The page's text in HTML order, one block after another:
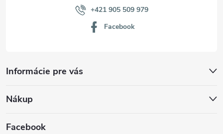
Informácie pre vás
Nákup
+421 905 509 979
Facebook
Facebook